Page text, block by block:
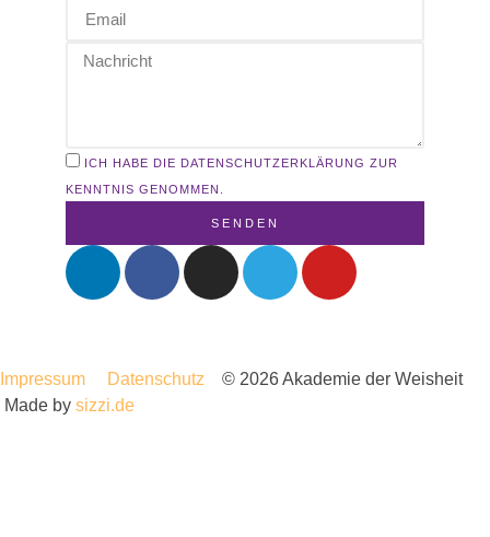
ICH HABE DIE DATENSCHUTZERKLÄRUNG ZUR
KENNTNIS GENOMMEN.
SENDEN
Impressum Datenschutz © 2026 Akademie der Weisheit
Made by sizzi.de